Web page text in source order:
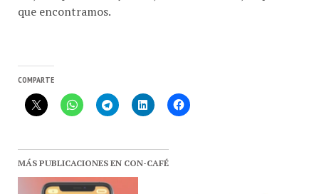
que encontramos.
COMPARTE
MÁS PUBLICACIONES EN CON-CAFÉ